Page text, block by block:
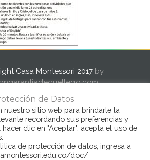
Casa Montessori 2017 by
de Datos
nuestro sitio web para brindarle la
recordando sus preferencias y
clic en "Aceptar", acepta el uso de
de protección de datos, ingresa a
doc/